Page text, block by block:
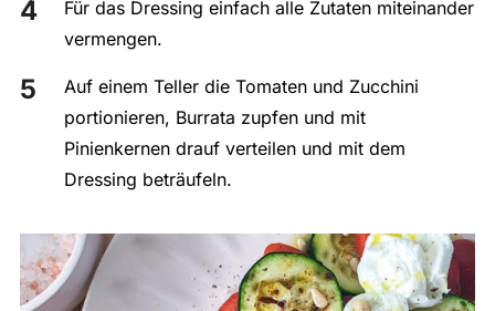
Für das Dressing einfach alle Zutaten miteinander
vermengen.
Auf einem Teller die Tomaten und Zucchini
portionieren, Burrata zupfen und mit
Pinienkernen drauf verteilen und mit dem
Dressing beträufeln.